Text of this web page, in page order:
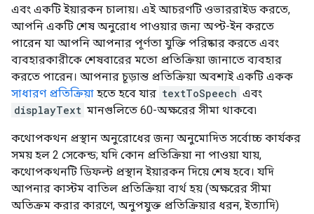
এবং একটি ইয়ারকন চালায়। এই আচরণটি ওভাররাইড করতে,
আপনি একটি শেষ অনুরোধ পাওয়ার জন্য অপ্ট-ইন করতে
পারেন যা আপনি আপনার পূর্ণতা যুক্তি পরিষ্কার করতে এবং
ব্যবহারকারীকে শেষবারের মতো প্রতিক্রিয়া জানাতে ব্যবহার
করতে পারেন। আপনার চূড়ান্ত প্রতিক্রিয়া অবশ্যই একটি একক
সাধারণ প্রতিক্রিয়া হতে হবে যার textToSpeech এবং
displayText মানগুলিতে 60-অক্ষরের সীমা থাকবে৷
কথোপকথন প্রস্থান অনুরোধের জন্য অনুমোদিত সর্বোচ্চ কার্যকর
সময় হল 2 সেকেন্ড; যদি কোন প্রতিক্রিয়া না পাওয়া যায়,
কথোপকথনটি ডিফল্ট প্রস্থান ইয়ারকন দিয়ে শেষ হবে। যদি
আপনার কাস্টম বাতিল প্রতিক্রিয়া ব্যর্থ হয় (অক্ষরের সীমা
অতিক্রম করার কারণে, অনুপযুক্ত প্রতিক্রিয়ার ধরন, ইত্যাদি)